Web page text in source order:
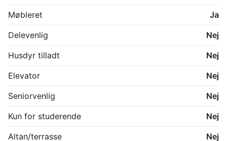
Møbleret
Ja
Delevenlig
Nej
Husdyr tilladt
Nej
Elevator
Nej
Seniorvenlig
Nej
Kun for studerende
Nej
Altan/terrasse
Nej